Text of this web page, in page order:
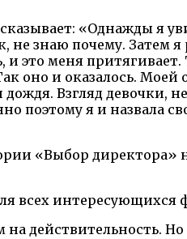
«Однажды я
не знаю почему. Затем
это меня притягивает.
оно и оказалось.
Взгляд девочки,
поэтому я и назвала
«Выбор директора»
всех интересующихся
действительность. Но